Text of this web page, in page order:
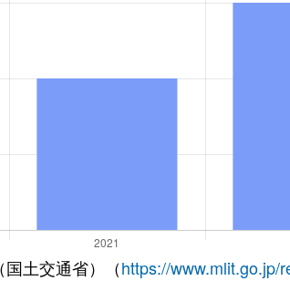
土交通省）（https://www.mlit.go.jp/